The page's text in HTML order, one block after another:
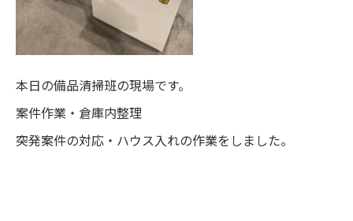
本日の備品清掃班の現場です。
案件作業・倉庫内整理
突発案件の対応・ハウス入れの作業をしました。